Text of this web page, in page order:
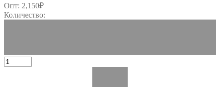
Опт: 2,150₽
Количество: